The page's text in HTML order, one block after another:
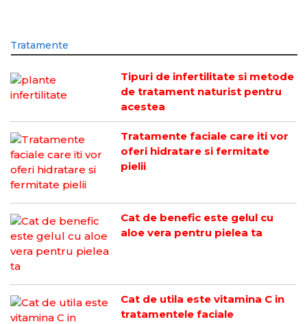
Tratamente
Tipuri de infertilitate si metode
de tratament naturist pentru
acestea
Tratamente faciale care iti vor
oferi hidratare si fermitate
pielii
Cat de benefic este gelul cu
aloe vera pentru pielea ta
Cat de utila este vitamina C in
tratamentele faciale